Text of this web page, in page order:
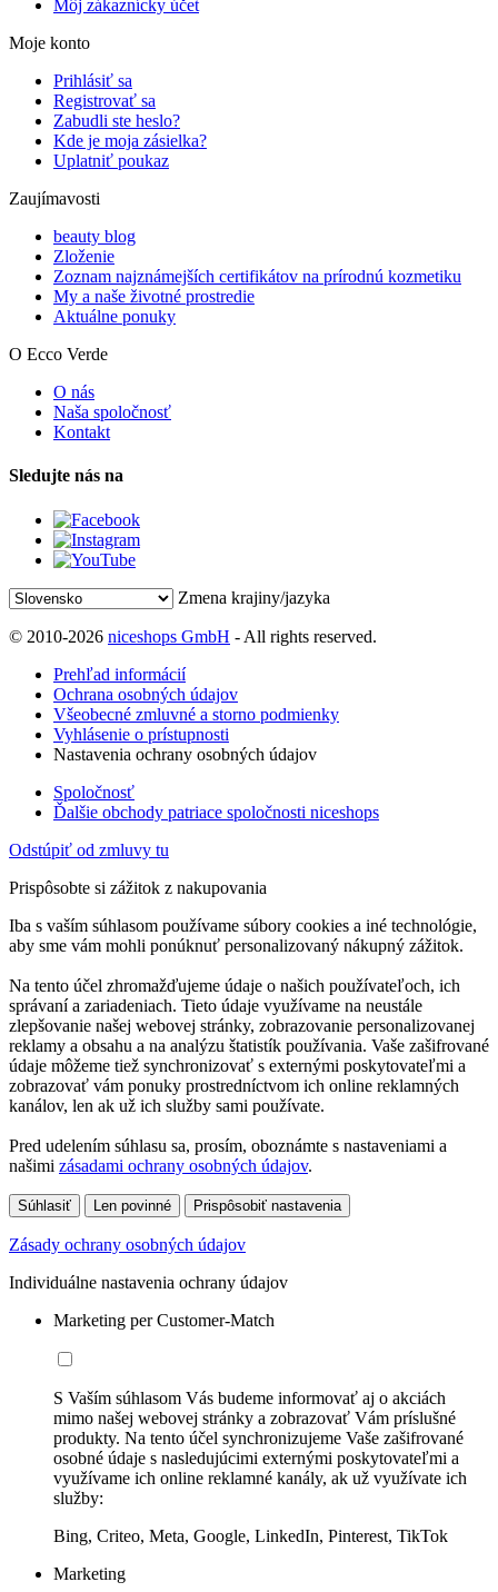
Môj zákaznícky účet
Moje konto
Prihlásiť sa
Registrovať sa
Zabudli ste heslo?
Kde je moja zásielka?
Uplatniť poukaz
Zaujímavosti
beauty blog
Zloženie
Zoznam najznámejších certifikátov na prírodnú kozmetiku
My a naše životné prostredie
Aktuálne ponuky
O Ecco Verde
O nás
Naša spoločnosť
Kontakt
Sledujte nás na
Zmena krajiny/jazyka
© 2010-2026 niceshops GmbH - All rights reserved.
Prehľad informácií
Ochrana osobných údajov
Všeobecné zmluvné a storno podmienky
Vyhlásenie o prístupnosti
Nastavenia ochrany osobných údajov
Spoločnosť
Ďalšie obchody patriace spoločnosti niceshops
Odstúpiť od zmluvy tu
Prispôsobte si zážitok z nakupovania
Iba s vaším súhlasom používame súbory cookies a iné technológie,
aby sme vám mohli ponúknuť personalizovaný nákupný zážitok.
Na tento účel zhromažďujeme údaje o našich používateľoch, ich
správaní a zariadeniach. Tieto údaje využívame na neustále
zlepšovanie našej webovej stránky, zobrazovanie personalizovanej
reklamy a obsahu a na analýzu štatistík používania. Vaše zašifrované
údaje môžeme tiež synchronizovať s externými poskytovateľmi a
zobrazovať vám ponuky prostredníctvom ich online reklamných
kanálov, len ak už ich služby sami používate.
Pred udelením súhlasu sa, prosím, oboznámte s nastaveniami a
našimi zásadami ochrany osobných údajov.
Súhlasiť Len povinné Prispôsobiť nastavenia
Zásady ochrany osobných údajov
Individuálne nastavenia ochrany údajov
Marketing per Customer-Match
S Vaším súhlasom Vás budeme informovať aj o akciách
mimo našej webovej stránky a zobrazovať Vám príslušné
produkty. Na tento účel synchronizujeme Vaše zašifrované
osobné údaje s nasledujúcimi externými poskytovateľmi a
využívame ich online reklamné kanály, ak už využívate ich
služby:
Bing, Criteo, Meta, Google, LinkedIn, Pinterest, TikTok
Marketing